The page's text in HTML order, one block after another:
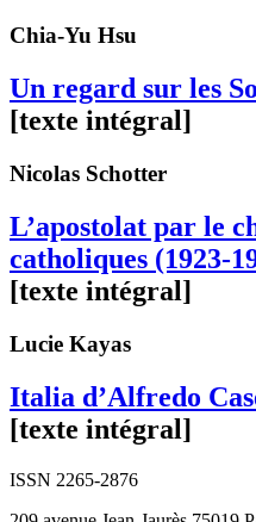
Chia-Yu Hsu
Un regard sur les
[texte intégral]
Nicolas Schotter
L’apostolat par le
catholiques (1923-
[texte intégral]
Lucie Kayas
Italia d’Alfredo
[texte intégral]
ISSN 2265-2876